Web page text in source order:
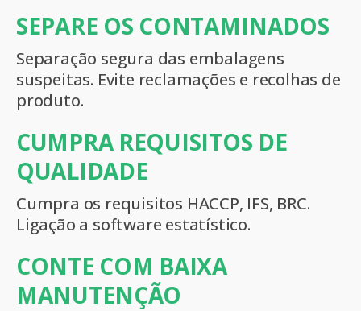
SEPARE OS CONTAMINADOS
Separação segura das embalagens
suspeitas. Evite reclamações e recolhas de
produto.
CUMPRA REQUISITOS DE
QUALIDADE
Cumpra os requisitos HACCP, IFS, BRC.
Ligação a software estatístico.
CONTE COM BAIXA
MANUTENÇÃO